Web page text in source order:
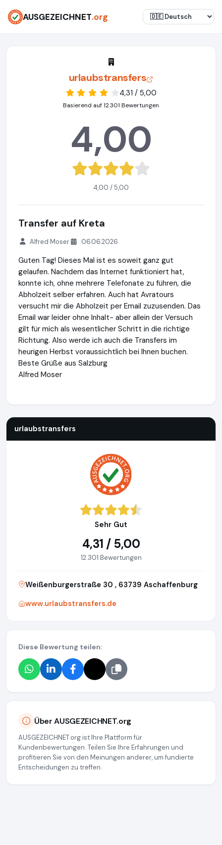
AUSGEZEICHNET.org
urlaubstransfers
4,31 / 5,00
Basierend auf 12.301 Bewertungen
4,00
4,00 / 5,00
Transfer auf Kreta
Alfred Moser 06.06.2026
Guten Tag! Dieses Mal ist es soweit ganz gut
gelaufen. Nachdem das Internet funktioniert hat,
konnte ich, ohne mehrere Telefonate zu führen, die
Abholzeit selber erfahren. Auch hat Avratours
versucht mir die Abholzeit per Email zuzusenden. Das
Email war leider ohne Inhalt- aber allein der Versuch
gilt für mich als wesentlicher Schritt in die richtige
Richtung. Also werde ich auch die Transfers im
heurigen Herbst voraussichtlich bei Ihnen buchen.
Beste Grüße aus Salzburg
Alfred Moser
urlaubstransfers
Sehr Gut
4,31 / 5,00
12.301 Bewertungen
Weißenburgerstraße 30 , 63739 Aschaffenburg
www.urlaubstransfers.de
Diese Bewertung teilen:
Über AUSGEZEICHNET.org
AUSGEZEICHNET.org ist Ihre Plattform für
Kundenbewertungen. Teilen Sie Ihre Erfahrungen und
profitieren Sie von den Meinungen anderer, um fundierte
Entscheidungen zu treffen.